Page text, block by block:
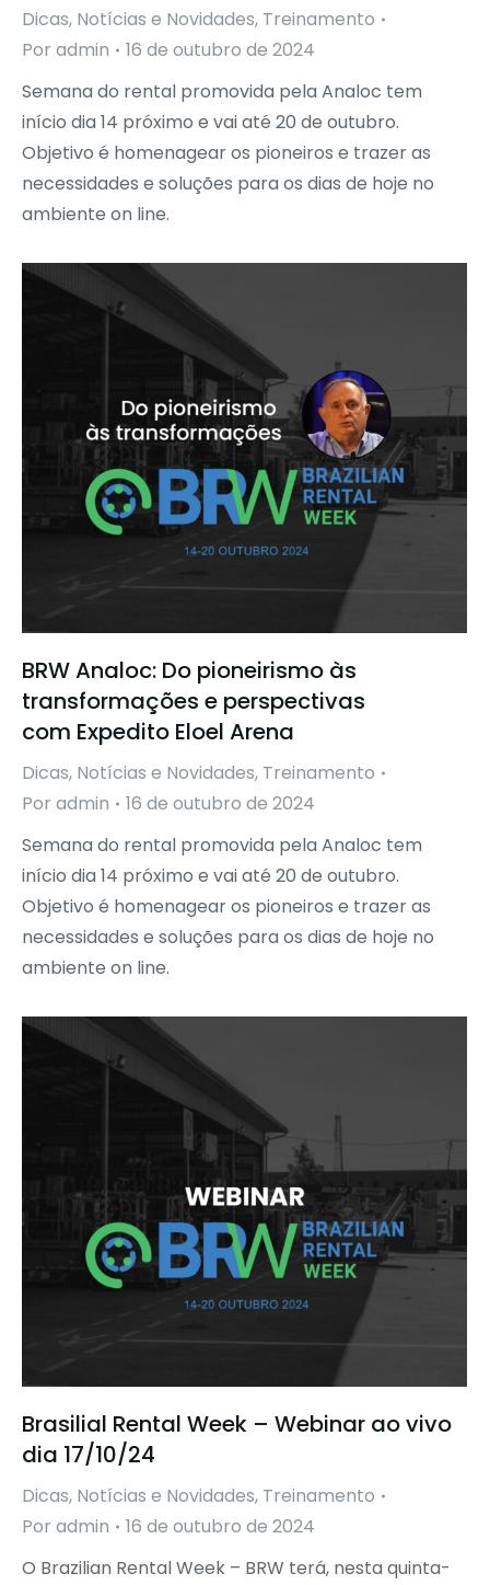
Dicas, Notícias e Novidades, Treinamento
Por admin
16 de outubro de 2024
Semana do rental promovida pela Analoc tem
início dia 14 próximo e vai até 20 de outubro.
Objetivo é homenagear os pioneiros e trazer as
necessidades e soluções para os dias de hoje no
ambiente on line.
BRW Analoc: Do pioneirismo às
transformações e perspectivas
com Expedito Eloel Arena
Dicas, Notícias e Novidades, Treinamento
Por admin
16 de outubro de 2024
Semana do rental promovida pela Analoc tem
início dia 14 próximo e vai até 20 de outubro.
Objetivo é homenagear os pioneiros e trazer as
necessidades e soluções para os dias de hoje no
ambiente on line.
Brasilial Rental Week – Webinar ao vivo
dia 17/10/24
Dicas, Notícias e Novidades, Treinamento
Por admin
16 de outubro de 2024
O Brazilian Rental Week – BRW terá, nesta quinta-